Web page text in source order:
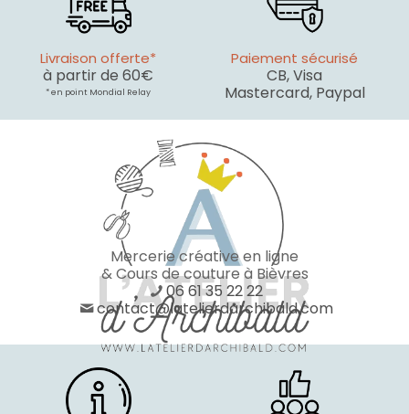
Livraison offerte*
à partir de 60€
* en point Mondial Relay
Paiement sécurisé
CB, Visa
Mastercard, Paypal
Mercerie créative en ligne
& Cours de couture à Bièvres
06 61 35 22 22
contact@latelierdarchibald.com